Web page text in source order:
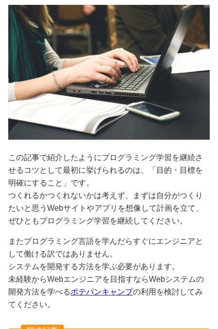
この記事で紹介したようにプログラミング学習を継続さ
せるコツとして最初に挙げられるのは、「目的・目標を
明確にすること」です。
つくれるかつくれないかは考えず、まずは自分がつくり
たいと思うWebサイトやアプリを想像して計画を立て、
ぜひともプログラミング学習を継続してください。
またプログラミング言語を学んだらすぐにエンジニアと
して働ける訳ではありません。
システムを開発する方法を学ぶ必要があります。
未経験からWebエンジニアを目指すならWebシステムの
開発方法を学べるポテパンキャンプの利用を検討してみ
てください。